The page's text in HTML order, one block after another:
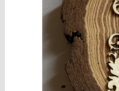
Vinilos
REBAJAS
Novedades
NAVIDAD
Herramientas